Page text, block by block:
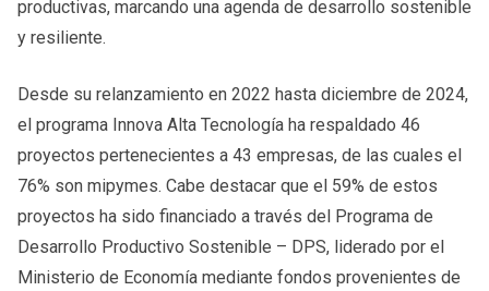
productivas, marcando una agenda de desarrollo sostenible
y resiliente.
Desde su relanzamiento en 2022 hasta diciembre de 2024,
el programa Innova Alta Tecnología ha respaldado 46
proyectos pertenecientes a 43 empresas, de las cuales el
76% son mipymes. Cabe destacar que el 59% de estos
proyectos ha sido financiado a través del Programa de
Desarrollo Productivo Sostenible – DPS, liderado por el
Ministerio de Economía mediante fondos provenientes de